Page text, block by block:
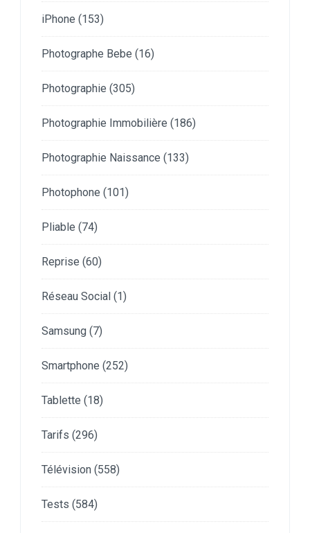
iPhone (153)
Photographe Bebe (16)
Photographie (305)
Photographie Immobilière (186)
Photographie Naissance (133)
Photophone (101)
Pliable (74)
Reprise (60)
Réseau Social (1)
Samsung (7)
Smartphone (252)
Tablette (18)
Tarifs (296)
Télévision (558)
Tests (584)